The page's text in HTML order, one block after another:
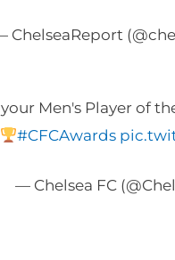
ChelseaReport
Men's Player of
#CFCAwards
— Chelsea FC